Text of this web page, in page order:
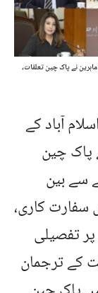
نے پاک چین تعلقات،
آباد کے
پاک چین
سے بین
سفارت کاری،
تفصیلی
کے ترجمان